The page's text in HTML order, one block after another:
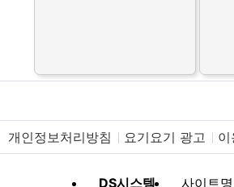
개인정보처리방침 요기요기 광고
DS시스템
사이트